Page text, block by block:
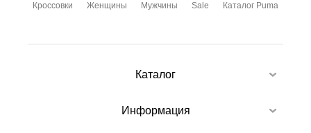
Кроссовки Женщины Мужчины Sale Каталог Puma
Каталог
Информация